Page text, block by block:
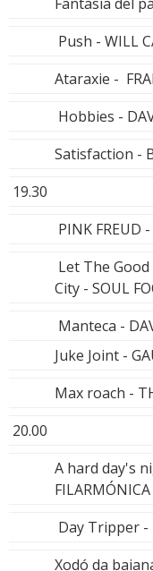
Push - WILL
Ataraxie -
Hobbies -
Satisfaction -
19.30
PINK FREUD
Let The
City - SOUL
Manteca -
Juke Joint -
Max roach -
20.00
A hard day's
Day Tripper -
Xodó da